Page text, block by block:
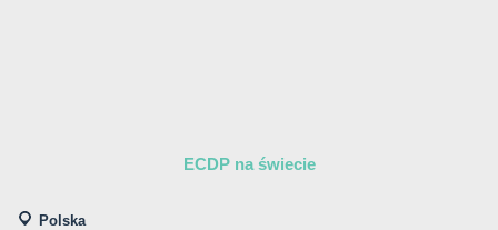
ECDP na świecie
Polska